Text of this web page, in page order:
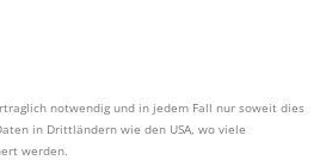
notwendig und in jedem Fall nur soweit dies
in Drittländern wie den USA, wo viele
werden.